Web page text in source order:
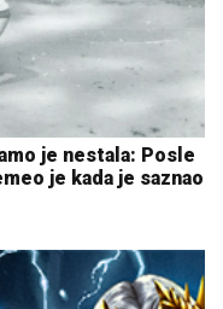
je nestala: Posle
je kada je saznao